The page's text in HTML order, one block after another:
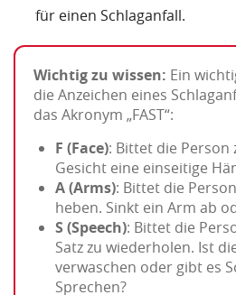
für einen Schlaganfall.
Wichtig zu wissen: Ein
die Anzeichen eines
das Akronym „FAST“:
F (Face): Bittet die Person
Gesicht eine einseitige
A (Arms): Bittet die
heben. Sinkt ein Arm ab
S (Speech): Bittet die
Satz zu wiederholen. Ist
verwaschen oder gibt es
Sprechen?